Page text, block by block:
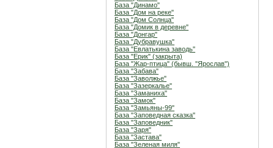
База "Динамо"
База "Дом на реке"
База "Дом Солнца"
База "Домик в деревне"
База "Донгар"
База "Дубравушка"
База "Евлатькина заводь"
База "Ерик" (закрыта)
База "Жар-птица" (бывш. "Ярослав")
База "Забава"
База "Заволжье"
База "Зазеркалье"
База "Заманиха"
База "Замок"
База "Замьяны-99"
База "Заповедная сказка"
База "Заповедник"
База "Заря"
База "Застава"
База "Зеленая миля"